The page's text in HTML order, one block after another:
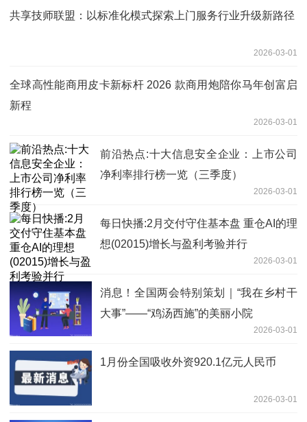
共享技师联盟：以标准化模式探索上门服务行业升级新路径
2026-03-01
全球高性能商用皮卡新标杆 2026 款商用炮陪你马年创富启
新程
2026-03-01
前沿热点:十大信息安全企业：上市公司
净利率排行榜一览（三季度）
2026-03-01
每日快播:2月交付守住基本盘 重仓AI的理
想(02015)增长与盈利考验并行
2026-03-01
消息！全国两会特别策划｜“我在乡村干
大事”——“鸡汤西施”的美丽小院
2026-03-01
1月份全国吸收外资920.1亿元人民币
2026-03-01